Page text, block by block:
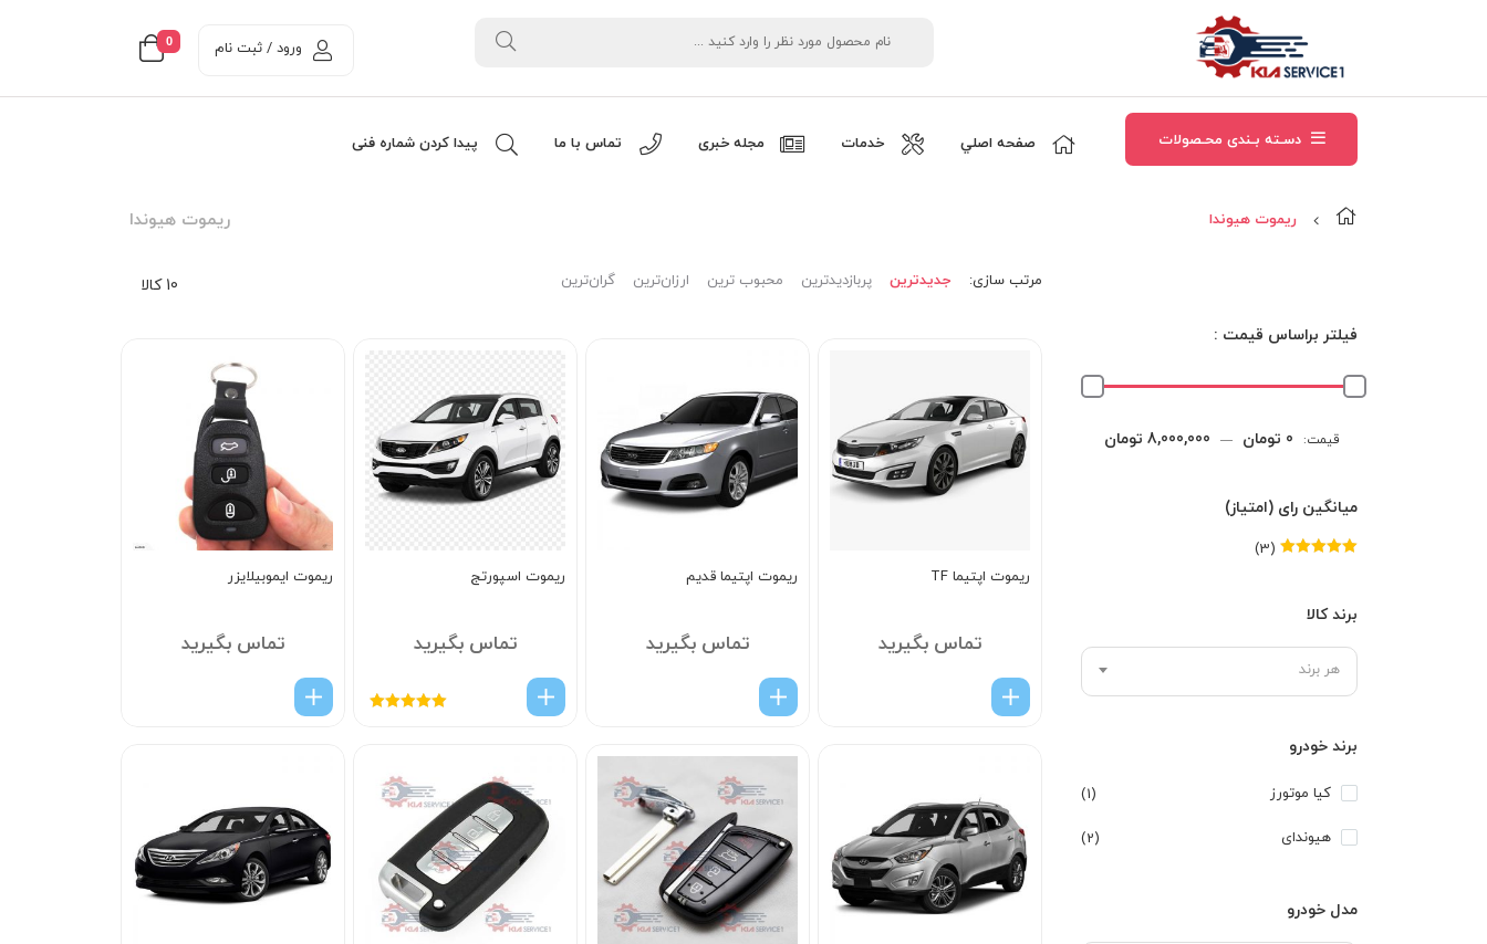
0 ورود / ثبت نام
دسـته بـندی محـصولات صفحه اصلي خدمات مجله خبری تماس با ما پیدا کردن شماره فنی
ريموت هيوندا ريموت هيوندا
فیلتر براساس قیمت :
حداقل
حداکثر
قیمت: 0 تومان — 8,000,000 تومان
میانگین رای (امتیاز)
(3)
برند کالا
هر برند
برند خودرو
کیا موتورز (1)
هیوندای (2)
مدل خودرو
10 کالا مرتب‌ سازی: جدیدترین پربازدیدترین محبوب ترین ارزان‌ترین گران‌ترین
ریموت اپتیما TF
تماس بگیرید
ریموت اپتیما قدیم
تماس بگیرید
ریموت اسپورتج
تماس بگیرید
ریموت ایموبیلایزر
تماس بگیرید